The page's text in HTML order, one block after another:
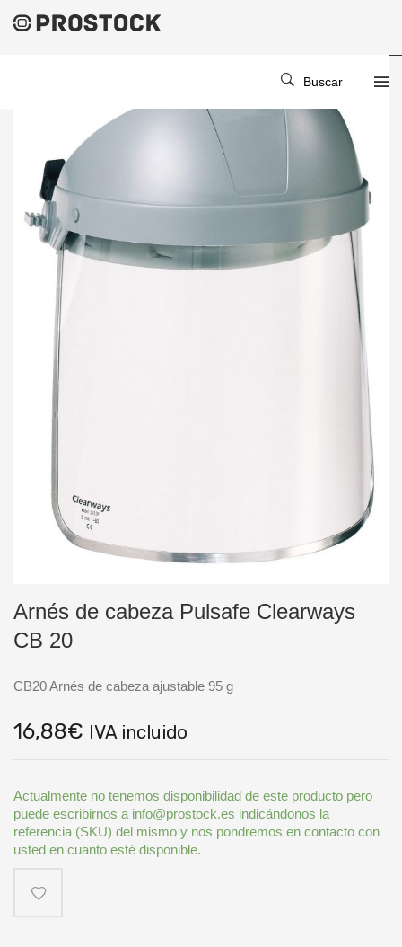
Buscar
Arnés de cabeza Pulsafe Clearways
CB 20
CB20 Arnés de cabeza ajustable 95 g
16,88€ IVA incluido
Actualmente no tenemos disponibilidad de este producto pero
puede escribirnos a info@prostock.es indicándonos la
referencia (SKU) del mismo y nos pondremos en contacto con
usted en cuanto esté disponible.